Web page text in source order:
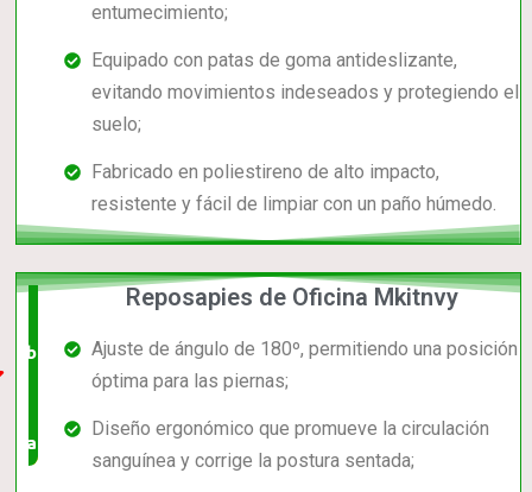
entumecimiento;
Equipado con patas de goma antideslizante,
evitando movimientos indeseados y protegiendo el
suelo;
Fabricado en poliestireno de alto impacto,
resistente y fácil de limpiar con un paño húmedo.
barato,
valorado!
Reposapies de Oficina Mkitnvy
Ajuste de ángulo de 180º, permitiendo una posición
óptima para las piernas;
Diseño ergonómico que promueve la circulación
sanguínea y corrige la postura sentada;